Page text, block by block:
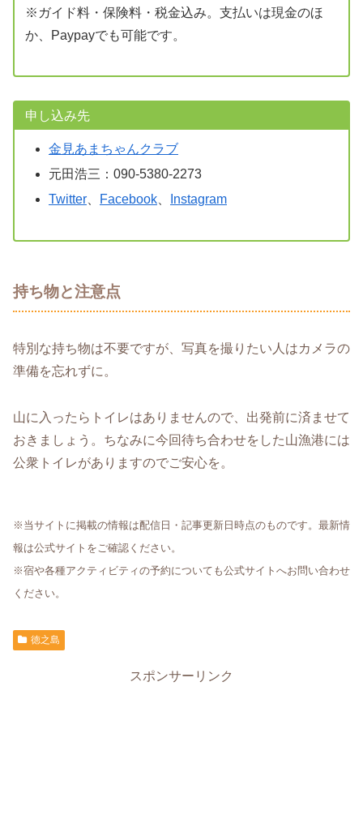
※ガイド料・保険料・税金込み。支払いは現金のほ
か、Paypayでも可能です。
申し込み先
金見あまちゃんクラブ
元田浩三：090-5380-2273
Twitter、 Facebook、 Instagram
持ち物と注意点
特別な持ち物は不要ですが、写真を撮りたい人はカメラの
準備を忘れずに。
山に入ったらトイレはありませんので、出発前に済ませて
おきましょう。ちなみに今回待ち合わせをした山漁港には
公衆トイレがありますのでご安心を。
※当サイトに掲載の情報は配信日・記事更新日時点のものです。最新情
報は公式サイトをご確認ください。
※宿や各種アクティビティの予約についても公式サイトへお問い合わせ
ください。
徳之島
スポンサーリンク